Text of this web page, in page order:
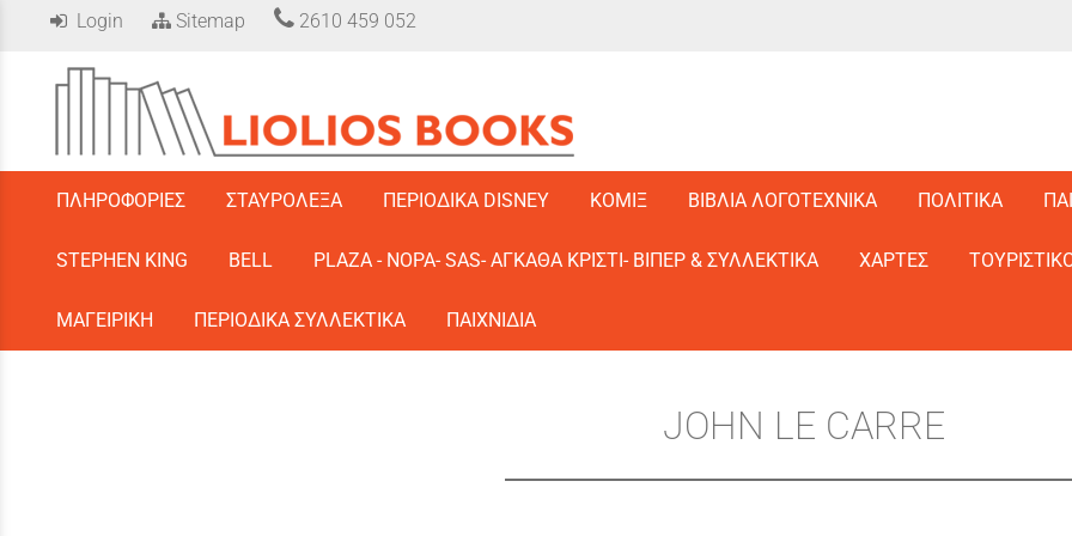
Login Sitemap 2610 459 052
ΠΛΗΡΟΦΟΡΙΕΣ ΣΤΑΥΡΟΛΕΞΑ ΠΕΡΙΟΔΙΚΑ DISNEY ΚΟΜΙΞ ΒΙΒΛΙΑ ΛΟΓΟΤΕΧΝΙΚΑ ΠΟΛΙΤΙΚΑ
STEPHEN KING BELL PLAZA - ΝΟΡΑ- SAS- ΑΓΚΑΘΑ ΚΡΙΣΤΙ- ΒΙΠΕΡ & ΣΥΛΛΕΚΤΙΚΑ ΧΑΡΤΕΣ
ΜΑΓΕΙΡΙΚΗ ΠΕΡΙΟΔΙΚΑ ΣΥΛΛΕΚΤΙΚΑ ΠΑΙΧΝΙΔΙΑ
JOHN LE CARRE